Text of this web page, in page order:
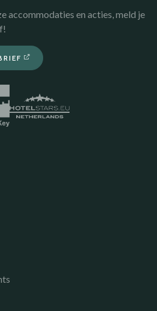
accommodaties en acties, meld je